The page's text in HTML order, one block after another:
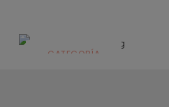
CATEGORÍA